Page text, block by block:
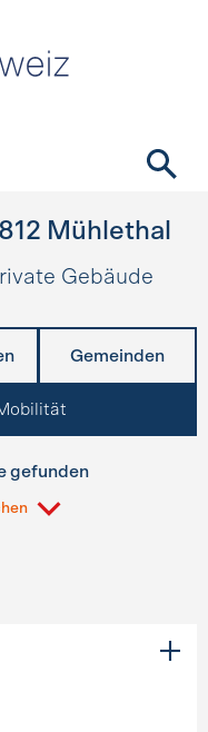
Mühlethal
Gebäude
Gemeinden
gefunden